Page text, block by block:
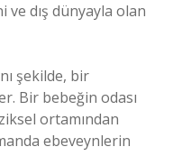
dış dünyayla olan
şekilde, bir
Bir bebeğin odası
ortamından
ebeveynlerin